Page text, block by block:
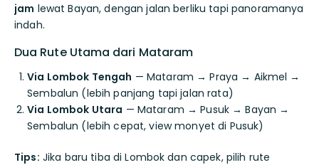
jam lewat Bayan, dengan jalan berliku tapi panoramanya
indah.
Dua Rute Utama dari Mataram
Via Lombok Tengah — Mataram → Praya → Aikmel →
Sembalun (lebih panjang tapi jalan rata)
Via Lombok Utara — Mataram → Pusuk → Bayan →
Sembalun (lebih cepat, view monyet di Pusuk)
Tips: Jika baru tiba di Lombok dan capek, pilih rute